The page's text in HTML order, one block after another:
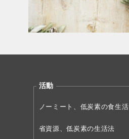
活動
ノーミート、低炭素の食生活
省資源、低炭素の生活法